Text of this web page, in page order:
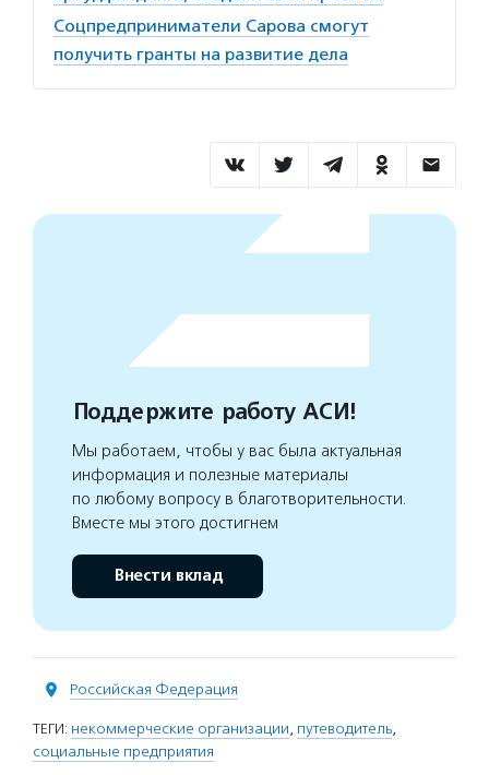
Соцпредприниматели Сарова смогут
получить гранты на развитие дела
Поддержите работу АСИ!
Мы работаем, чтобы у вас была актуальная
информация и полезные материалы
по любому вопросу в благотворительности.
Вместе мы этого достигнем
Внести вклад
Российская Федерация
ТЕГИ: некоммерческие организации, путеводитель,
социальные предприятия